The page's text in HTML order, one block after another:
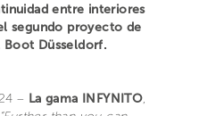
entre interiores
segundo proyecto de
Boot Düsseldorf.
– La gama INFYNITO,